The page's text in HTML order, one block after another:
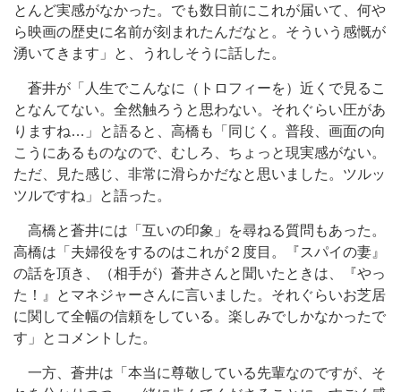
とんど実感がなかった。でも数日前にこれが届いて、何や
ら映画の歴史に名前が刻まれたんだなと。そういう感慨が
湧いてきます」と、うれしそうに話した。
蒼井が「人生でこんなに（トロフィーを）近くで見るこ
となんてない。全然触ろうと思わない。それぐらい圧があ
りますね…」と語ると、高橋も「同じく。普段、画面の向
こうにあるものなので、むしろ、ちょっと現実感がない。
ただ、見た感じ、非常に滑らかだなと思いました。ツルッ
ツルですね」と語った。
高橋と蒼井には「互いの印象」を尋ねる質問もあった。
高橋は「夫婦役をするのはこれが２度目。『スパイの妻』
の話を頂き、（相手が）蒼井さんと聞いたときは、『やっ
た！』とマネジャーさんに言いました。それぐらいお芝居
に関して全幅の信頼をしている。楽しみでしかなかったで
す」とコメントした。
一方、蒼井は「本当に尊敬している先輩なのですが、そ